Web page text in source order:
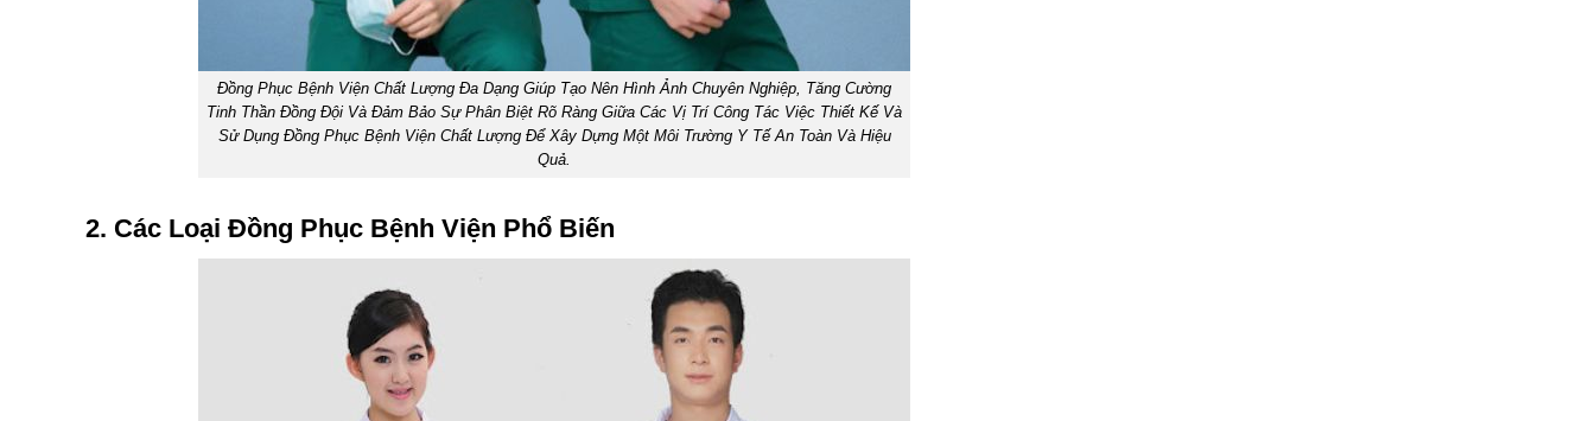
Đồng Phục Bệnh Viện Chất Lượng Đa Dạng Giúp Tạo Nên Hình Ảnh Chuyên Nghiệp, Tăng Cường
Tinh Thần Đồng Đội Và Đảm Bảo Sự Phân Biệt Rõ Ràng Giữa Các Vị Trí Công Tác Việc Thiết Kế Và
Sử Dụng Đồng Phục Bệnh Viện Chất Lượng Để Xây Dựng Một Môi Trường Y Tế An Toàn Và Hiệu
Quả.
2. Các Loại Đồng Phục Bệnh Viện Phổ Biến